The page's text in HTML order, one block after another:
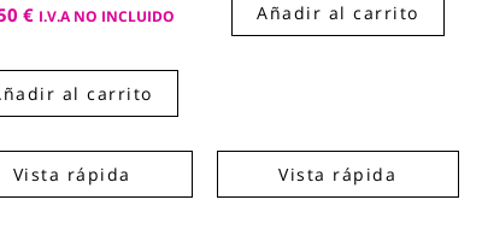
€ I.V.A NO INCLUIDO
al carrito
Vista rápida
Añadir al carrito
Vista rápida